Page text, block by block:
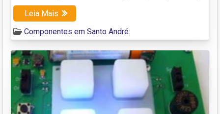
Leia Mais
Componentes em Santo André